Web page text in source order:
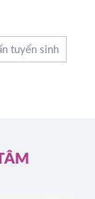
tuyển sinh